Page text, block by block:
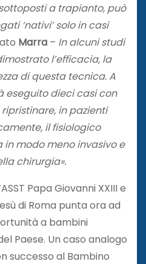
a trapianto, può
‘nativi’ solo in casi
Marra – In alcuni studi
l’efficacia, la
di questa tecnica. A
eseguito dieci casi con
in pazienti
il fisiologico
in modo meno invasivo e
chirurgia».
Papa Giovanni XXIII e
di Roma punta ora ad
a bambini
Paese. Un caso analogo
successo al Bambino